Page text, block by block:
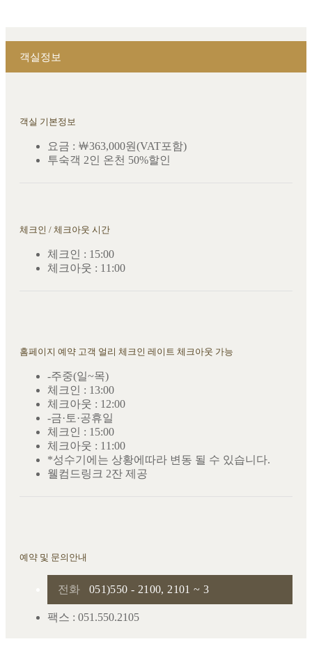
객실정보
객실 기본정보
요금 : ￦363,000원(VAT포함)
투숙객 2인 온천 50%할인
체크인 / 체크아웃 시간
체크인 : 15:00
체크아웃 : 11:00
홈페이지 예약 고객 얼리 체크인 레이트 체크아웃 가능
-주중(일~목)
체크인 : 13:00
체크아웃 : 12:00
-금·토·공휴일
체크인 : 15:00
체크아웃 : 11:00
*성수기에는 상황에따라 변동 될 수 있습니다.
웰컴드링크 2잔 제공
예약 및 문의안내
전화 051)550 - 2100, 2101 ~ 3
팩스 : 051.550.2105